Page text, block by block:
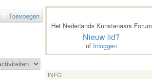
Toevoegen
Het Nederlands Kunstenaars Forum
Nieuw lid?
of Inloggen
INFO